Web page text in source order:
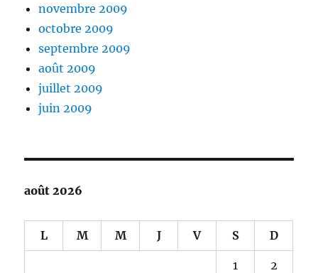
novembre 2009
octobre 2009
septembre 2009
août 2009
juillet 2009
juin 2009
août 2026
L M M J V S D
1 2